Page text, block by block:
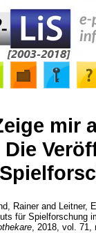
mir
Die
Rainerand Leitner,
für Spielforschung
, 2018, vol.